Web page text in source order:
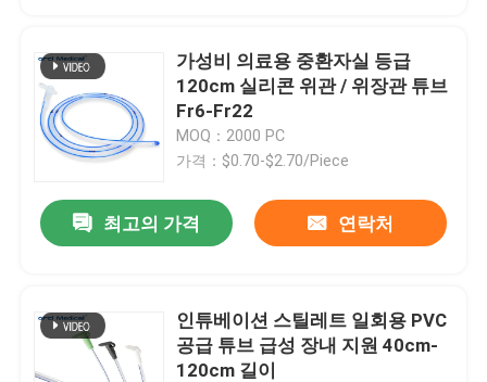
가성비 의료용 중환자실 등급
120cm 실리콘 위관 / 위장관 튜브
Fr6-Fr22
MOQ：2000 PC
가격：$0.70-$2.70/Piece
최고의 가격 연락처
인튜베이션 스틸레트 일회용 PVC
공급 튜브 급성 장내 지원 40cm-
120cm 길이